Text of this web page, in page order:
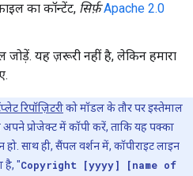
का कॉन्टेंट, सिर्फ़ Apache 2.0
जोड़ें. यह ज़रूरी नहीं है, लेकिन हमारा
रिपॉज़िटरीको मॉडल के तौर पर इस्तेमाल
प्रोजेक्ट में कॉपी करें, ताकि यह पक्का
साथ ही, सैंपल वर्शन में, कॉपीराइट लाइन
है, "Copyright [yyyy] [name of